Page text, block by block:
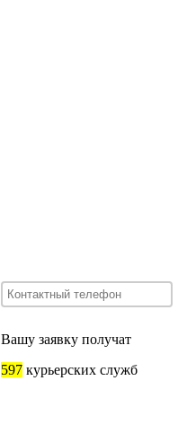
Вашу заявку получат
597 курьерских служб